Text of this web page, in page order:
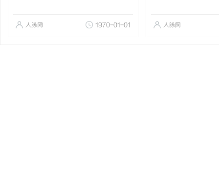
人脉网 1970-01-01 人脉网